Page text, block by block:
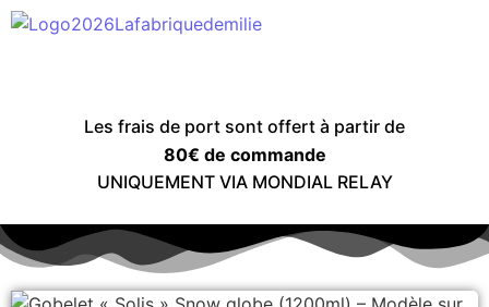
Les frais de port sont offert à partir de
80€ de commande
UNIQUEMENT VIA MONDIAL RELAY